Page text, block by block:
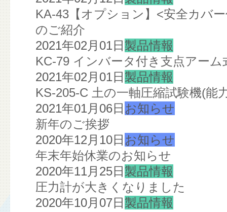
KA-43【オプション】<安全カバ
のご紹介
2021年02月01日 製品情報
KC-79 インバータ付き支点アー
2021年02月01日 製品情報
KS-205-C 土の一軸圧縮試験機(能
2021年01月06日 お知らせ
新年のご挨拶
2020年12月10日 お知らせ
年末年始休業のお知らせ
2020年11月25日 製品情報
圧力計が大きくなりました
2020年10月07日 製品情報